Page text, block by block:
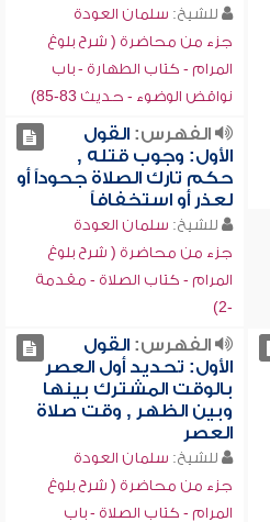
للشيخ: سلمان العودة
جزء من محاضرة ( شرح بلوغ
المرام - كتاب الطهارة - باب
نواقض الوضوء - حديث 83-85)
الفهرس:القول
الأول: وجوب قتله ,
حكم تارك الصلاة جحوداً أو
لعذر أو استخفافاً
للشيخ: سلمان العودة
جزء من محاضرة ( شرح بلوغ
المرام - كتاب الصلاة - مقدمة
-2)
الفهرس:القول
الأول: تحديد أول العصر
بالوقت المشترك بينها
وبين الظهر , وقت صلاة
العصر
للشيخ: سلمان العودة
جزء من محاضرة ( شرح بلوغ
المرام - كتاب الصلاة - باب